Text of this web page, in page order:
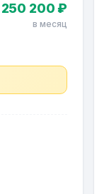
200 ₽
в месяц